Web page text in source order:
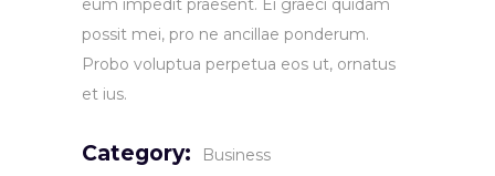
eum impedit praesent. Ei graeci quidam
possit mei, pro ne ancillae ponderum.
Probo voluptua perpetua eos ut, ornatus
et ius.
Category: Business